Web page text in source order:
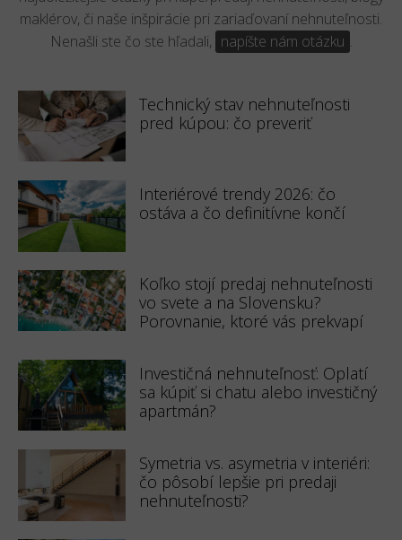
maklérov, či naše inšpirácie pri zariaďovaní nehnuteľnosti.
Nenašli ste čo ste hľadali, napíšte nám otázku .
Technický stav nehnuteľnosti
pred kúpou: čo preveriť
Interiérové trendy 2026: čo
ostáva a čo definitívne končí
Koľko stojí predaj nehnuteľnosti
vo svete a na Slovensku?
Porovnanie, ktoré vás prekvapí
Investičná nehnuteľnosť: Oplatí
sa kúpiť si chatu alebo investičný
apartmán?
Symetria vs. asymetria v interiéri:
čo pôsobí lepšie pri predaji
nehnuteľnosti?